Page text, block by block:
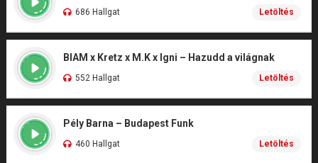
686 Hallgat Letöltés
BIAM x Kretz x M.K x Igni – Hazudd a világnak
552 Hallgat Letöltés
Pély Barna – Budapest Funk
460 Hallgat Letöltés